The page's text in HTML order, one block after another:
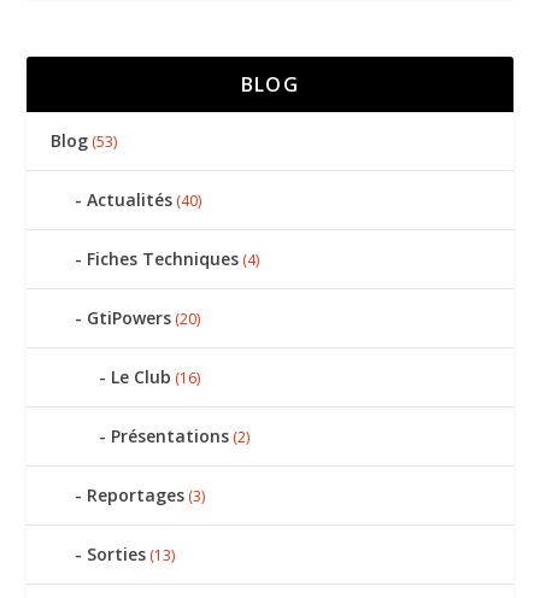
BLOG
Blog (53)
Actualités (40)
Fiches Techniques (4)
GtiPowers (20)
Le Club (16)
Présentations (2)
Reportages (3)
Sorties (13)